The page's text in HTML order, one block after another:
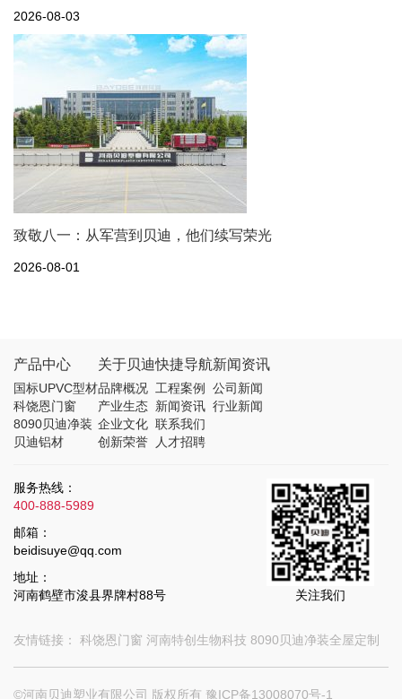
2026-08-03
致敬八一：从军营到贝迪，他们续写荣光
2026-08-01
产品中心
国标UPVC型材
科饶恩门窗
8090贝迪净装
贝迪铝材
关于贝迪
品牌概况
产业生态
企业文化
创新荣誉
快捷导航
工程案例
新闻资讯
联系我们
人才招聘
新闻资讯
公司新闻
行业新闻
服务热线：
400-888-5989
邮箱：
beidisuye@qq.com
地址：
河南鹤壁市浚县界牌村88号
关注我们
友情链接： 科饶恩门窗 河南特创生物科技 8090贝迪净装全屋定制
©河南贝迪塑业有限公司 版权所有 豫ICP备13008070号-1